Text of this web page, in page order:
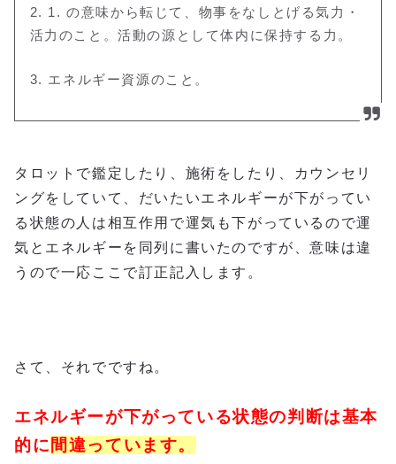
2. 1. の意味から転じて、物事をなしとげる気力・
活力のこと 。活動の源として体内に保持する力 。
3. エネルギー資源のこと。
タロットで鑑定したり、施術をしたり、カウンセリ
ングをしていて、だいたいエネルギーが下がってい
る状態の人は相互作用で運気も下がっているので運
気とエネルギーを同列に書いたのですが、意味は違
うので一応ここで訂正記入します。
さて、それでですね。
エネルギーが下がっている状態の判断は基本
的に 間違っています。